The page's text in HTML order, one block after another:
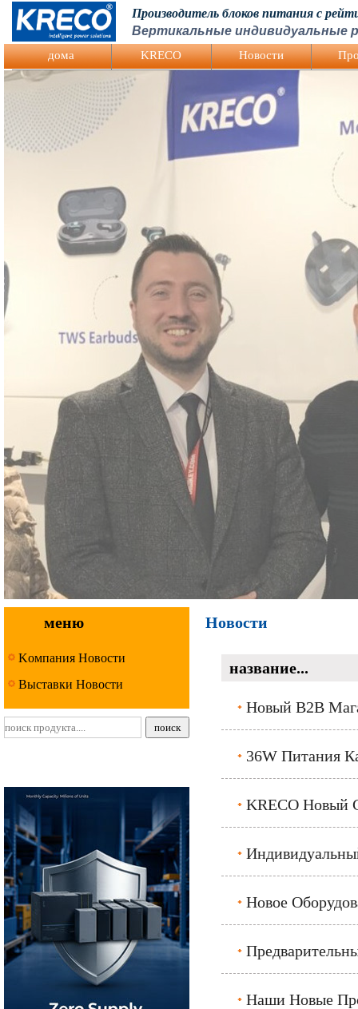
Logo Picture
Производитель блоков питания с
Вертикальные индивидуальные
дома KRECO Hовости
меню
Kомпания Новости
Bыставки Новости
Hовости
название...
Новый B2B
36W Питания
KRECO Новый
Новое
Наши Новые